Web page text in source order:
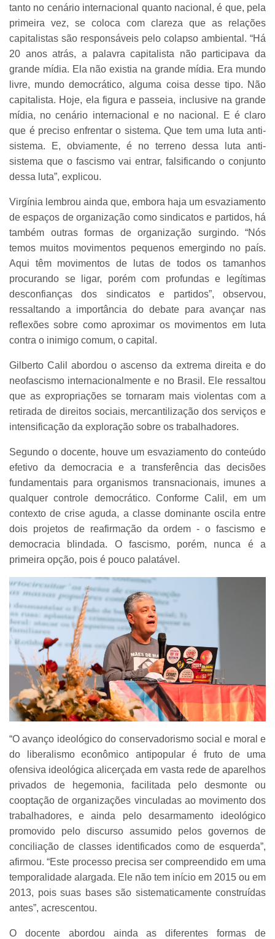
tanto no cenário internacional quanto nacional, é que, pela
primeira vez, se coloca com clareza que as relações
capitalistas são responsáveis pelo colapso ambiental. “Há
20 anos atrás, a palavra capitalista não participava da
grande mídia. Ela não existia na grande mídia. Era mundo
livre, mundo democrático, alguma coisa desse tipo. Não
capitalista. Hoje, ela figura e passeia, inclusive na grande
mídia, no cenário internacional e no nacional. E é claro
que é preciso enfrentar o sistema. Que tem uma luta anti-
sistema. E, obviamente, é no terreno dessa luta anti-
sistema que o fascismo vai entrar, falsificando o conjunto
dessa luta”, explicou.
Virgínia lembrou ainda que, embora haja um esvaziamento
de espaços de organização como sindicatos e partidos, há
também outras formas de organização surgindo. “Nós
temos muitos movimentos pequenos emergindo no país.
Aqui têm movimentos de lutas de todos os tamanhos
procurando se ligar, porém com profundas e legítimas
desconfianças dos sindicatos e partidos”, observou,
ressaltando a importância do debate para avançar nas
reflexões sobre como aproximar os movimentos em luta
contra o inimigo comum, o capital.
Gilberto Calil abordou o ascenso da extrema direita e do
neofascismo internacionalmente e no Brasil. Ele ressaltou
que as expropriações se tornaram mais violentas com a
retirada de direitos sociais, mercantilização dos serviços e
intensificação da exploração sobre os trabalhadores.
Segundo o docente, houve um esvaziamento do conteúdo
efetivo da democracia e a transferência das decisões
fundamentais para organismos transnacionais, imunes a
qualquer controle democrático. Conforme Calil, em um
contexto de crise aguda, a classe dominante oscila entre
dois projetos de reafirmação da ordem - o fascismo e
democracia blindada. O fascismo, porém, nunca é a
primeira opção, pois é pouco palatável.
“O avanço ideológico do conservadorismo social e moral e
do liberalismo econômico antipopular é fruto de uma
ofensiva ideológica alicerçada em vasta rede de aparelhos
privados de hegemonia, facilitada pelo desmonte ou
cooptação de organizações vinculadas ao movimento dos
trabalhadores, e ainda pelo desarmamento ideológico
promovido pelo discurso assumido pelos governos de
conciliação de classes identificados como de esquerda”,
afirmou. “Este processo precisa ser compreendido em uma
temporalidade alargada. Ele não tem início em 2015 ou em
2013, pois suas bases são sistematicamente construídas
antes”, acrescentou.
O docente abordou ainda as diferentes formas de